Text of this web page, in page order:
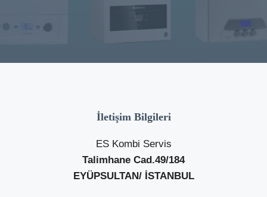
İletişim Bilgileri
ES Kombi Servis
Talimhane Cad.49/184
EYÜPSULTAN/ İSTANBUL